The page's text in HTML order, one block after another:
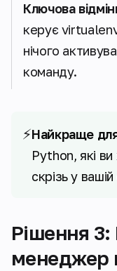
Ключова
керує
нічого
команду.
⚡Найкраще
Python, які
скрізь у
Рішення
менеджер